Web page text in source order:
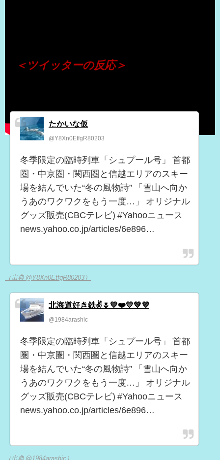
＜ツイッターの反応＞
たかいな仮
@Y8Xn0EtfgR80203
冬季限定の臨時列車「シュプール号」 首都
圏・中京圏・関西圏と信越エリアのスキー
場を結んでいた“冬の風物詩” 「雪山へ向か
うあのワクワクをもう一度…」 オリジナル
グッズ販売(CBCテレビ) #Yahooニュース
news.yahoo.co.jp/articles/6e896…
（出典 @Y8Xn0EtfgR80203）
北海道好き鉄✌️🌷💙❤️💛💚💜
@1984arashic
冬季限定の臨時列車「シュプール号」 首都
圏・中京圏・関西圏と信越エリアのスキー
場を結んでいた“冬の風物詩” 「雪山へ向か
うあのワクワクをもう一度…」 オリジナル
グッズ販売(CBCテレビ) #Yahooニュース
news.yahoo.co.jp/articles/6e896…
（出典 @1984arashic）